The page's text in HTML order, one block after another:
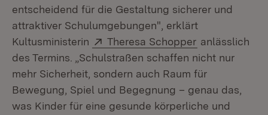
entscheidend für die Gestaltung sicherer und
attraktiver Schulumgebungen", erklärt
Kultusministerin
Extern:
Theresa Schopper (Öffnet in
anlässlich
des Termins. „Schulstraßen schaffen nicht nur
mehr Sicherheit, sondern auch Raum für
Bewegung, Spiel und Begegnung – genau das,
was Kinder für eine gesunde körperliche und